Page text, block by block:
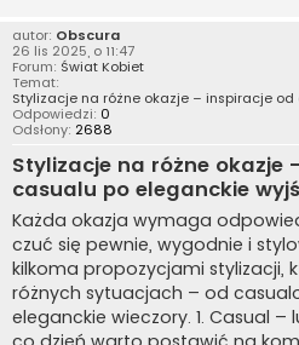
autor: Obscura
26 lis 2025, o 11:47
Forum: Świat Kobiet
Temat:
Stylizacje na różne okazje – inspiracje
Odpowiedzi: 0
Odsłony: 2688
Stylizacje na różne okazje
casualu po eleganckie
Każda okazja wymaga
czuć się pewnie, wygodnie i
kilkoma propozycjami stylizacji,
różnych sytuacjach – od
eleganckie wieczory. 1. Casual –